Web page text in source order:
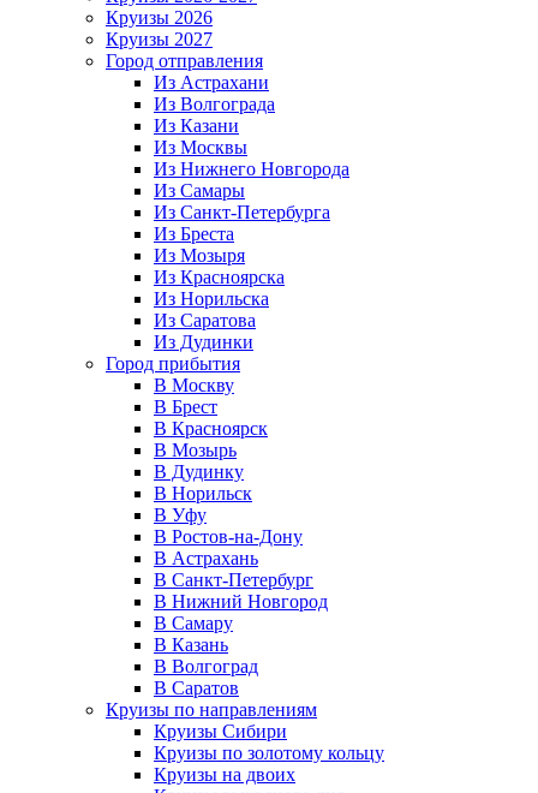
Круизы 2026
Круизы 2027
Город отправления
Из Астрахани
Из Волгограда
Из Казани
Из Москвы
Из Нижнего Новгорода
Из Самары
Из Санкт-Петербурга
Из Бреста
Из Мозыря
Из Красноярска
Из Норильска
Из Саратова
Из Дудинки
Город прибытия
В Москву
В Брест
В Красноярск
В Мозырь
В Дудинку
В Норильск
В Уфу
В Ростов-на-Дону
В Астрахань
В Санкт-Петербург
В Нижний Новгород
В Самару
В Казань
В Волгоград
В Саратов
Круизы по направлениям
Круизы Сибири
Круизы по золотому кольцу
Круизы на двоих